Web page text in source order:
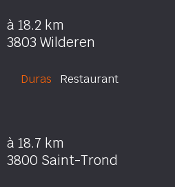
à 18.2 km
3803 Wilderen
Duras Restaurant
à 18.7 km
3800 Saint-Trond